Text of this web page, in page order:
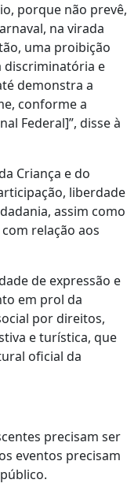
porque não prevê,
na virada
uma proibição
discriminatória e
demonstra a
conforme a
Federal]”, disse à
Criança e do
liberdade
assim como
relação aos
de expressão e
em prol da
por direitos,
e turística, que
oficial da
precisam ser
eventos precisam